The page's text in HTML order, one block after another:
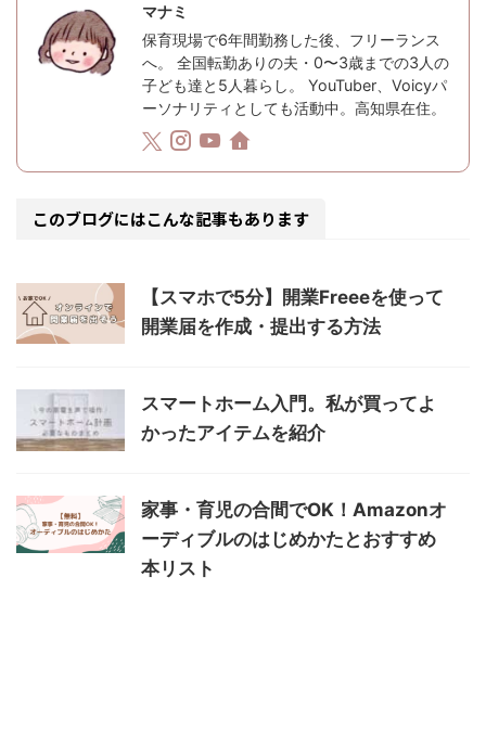
マナミ
保育現場で6年間勤務した後、フリーランス
へ。 全国転勤ありの夫・0〜3歳までの3人の
子ども達と5人暮らし。 YouTuber、Voicyパ
ーソナリティとしても活動中。高知県在住。
このブログにはこんな記事もあります
【スマホで5分】開業Freeeを使って
開業届を作成・提出する方法
スマートホーム入門。私が買ってよ
かったアイテムを紹介
家事・育児の合間でOK！Amazonオ
ーディブルのはじめかたとおすすめ
本リスト